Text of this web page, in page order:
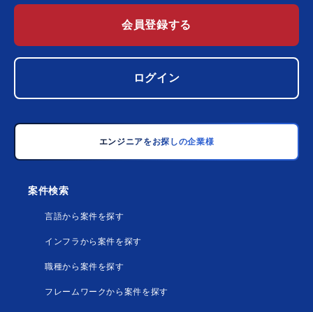
会員登録する
ログイン
エンジニアをお探しの企業様
案件検索
言語から案件を探す
インフラから案件を探す
職種から案件を探す
フレームワークから案件を探す